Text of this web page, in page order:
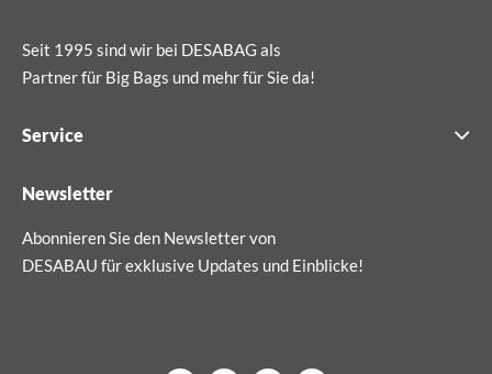
Seit 1995 sind wir bei DESABAG als
Partner für Big Bags und mehr für Sie da!
Service
Newsletter
Abonnieren Sie den Newsletter von
DESABAU für exklusive Updates und Einblicke!